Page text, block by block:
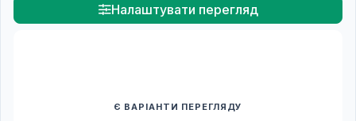
Налаштувати перегляд
Є ВАРІАНТИ ПЕРЕГЛЯДУ